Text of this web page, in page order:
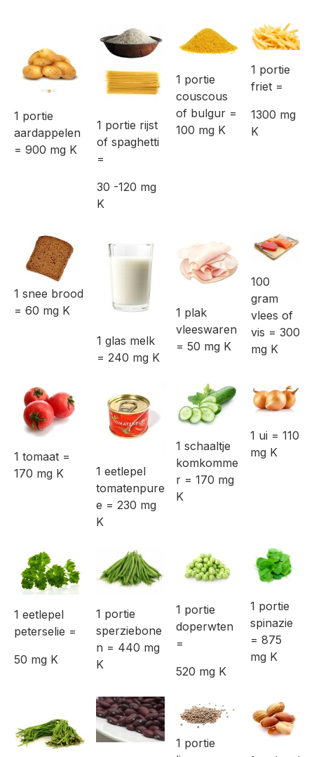
1 portie
aardappelen
= 900 mg K
1 portie rijst
of spaghetti
=
30 -120 mg
K
1 portie
couscous
of bulgur =
100 mg K
1 portie
friet =
1300 mg
K
1 snee brood
= 60 mg K
1 glas melk
= 240 mg K
1 plak
vleeswaren
= 50 mg K
100
gram
vlees of
vis = 300
mg K
1 tomaat =
170 mg K
1 eetlepel
tomatenpure
e = 230 mg
K
1 schaaltje
komkomme
r = 170 mg
K
1 ui = 110
mg K
1 eetlepel
peterselie =
50 mg K
1 portie
sperziebone
n = 440 mg
K
1 portie
doperwten
=
520 mg K
1 portie
spinazie
= 875
mg K
1 portie